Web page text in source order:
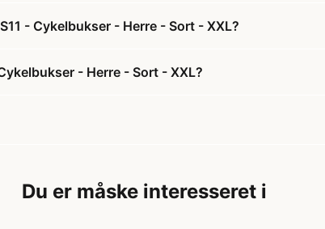
- Cykelbukser - Herre - Sort - XXL?
- Herre - Sort - XXL?
Du er måske interesseret i